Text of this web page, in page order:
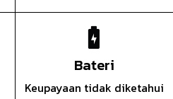
Bateri
Keupayaan tidak diketahui